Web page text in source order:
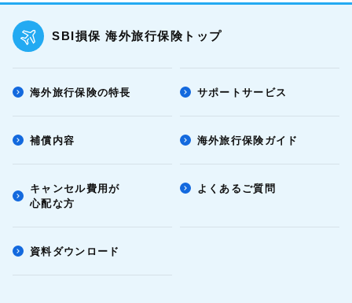
SBI損保 海外旅行保険トップ
海外旅行保険の特長 サポートサービス
補償内容 海外旅行保険ガイド
キャンセル費用が
心配な方
よくあるご質問
資料ダウンロード